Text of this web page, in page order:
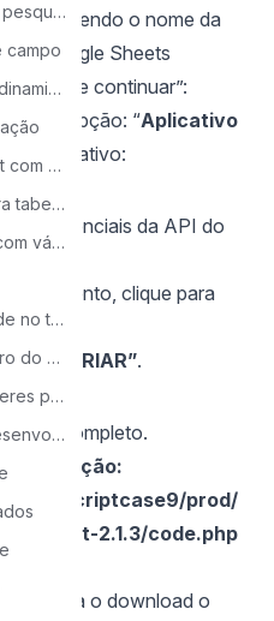
Usando dois aplicativos de pesquisa para acessar um formulário
campo
Como alternar entre temas dinamicamente atráves da aplicação de Menu
Biblioteca PHPSpreadSheet com Scriptcase
Adicionar um registro a outra tabela de uma condição
Usando um aplicativo TAB com vários aplicativos e com um único parâmetro
Ocultar novo botão de grade no tempo de execução
Exemplo de animação dentro do scriptcase
Altere o conjunto de caracteres para visualizar os registros.
Relatório de resumo por desenvolvedor
contendo o nome da
Sheets
e continuar”:
a opção: “Aplicativo
do aplicativo:
credenciais da API do
clique para
botão“CRIAR”.
completo.
produção:
scriptcase9/prod/
client-2.1.3/code.php
faça o download o